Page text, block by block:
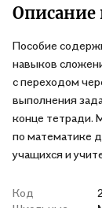
Описание
Пособие
навыков
с переходом
выполнения
конце тетради.
по математике
учащихся и
Код